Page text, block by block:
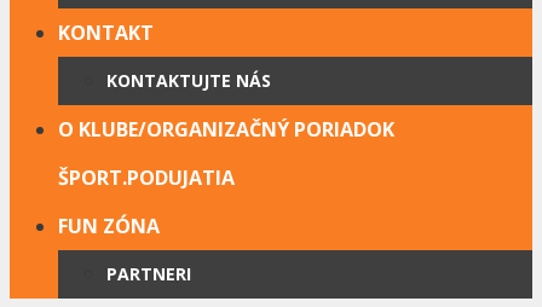
KONTAKT
KONTAKTUJTE NÁS
O KLUBE/ORGANIZAČNÝ PORIADOK
ŠPORT.PODUJATIA
FUN ZÓNA
PARTNERI